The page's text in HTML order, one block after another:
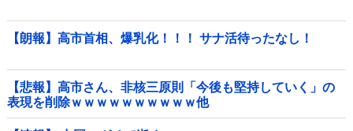
【朗報】高市首相、爆乳化！！！ サナ活待ったなし！
【悲報】高市さん、非核三原則「今後も堅持していく」の
表現を削除ｗｗｗｗｗｗｗｗｗｗ他